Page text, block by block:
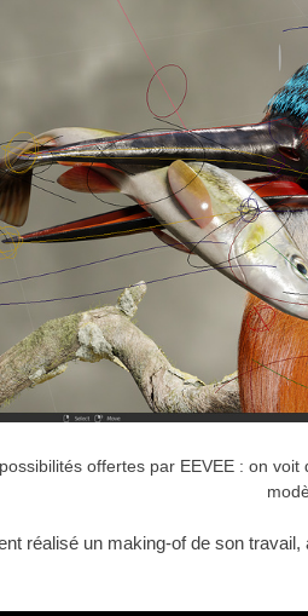
offertes par EEVEE : on
réalisé un making-of de son